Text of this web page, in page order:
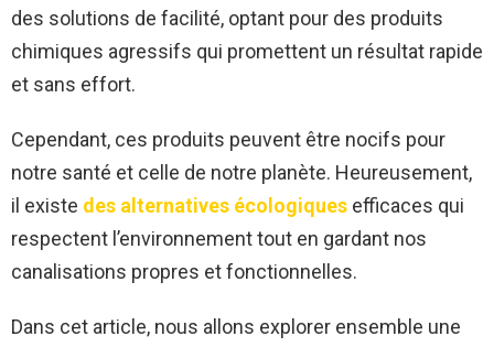
des solutions de facilité, optant pour des produits
chimiques agressifs qui promettent un résultat rapide
et sans effort.
Cependant, ces produits peuvent être nocifs pour
notre santé et celle de notre planète. Heureusement,
il existe des alternatives écologiques efficaces qui
respectent l’environnement tout en gardant nos
canalisations propres et fonctionnelles.
Dans cet article, nous allons explorer ensemble une